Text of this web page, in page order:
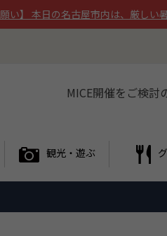
い】 本日の名古屋市内は、厳し
MICE開催をご検討
観光・遊ぶ